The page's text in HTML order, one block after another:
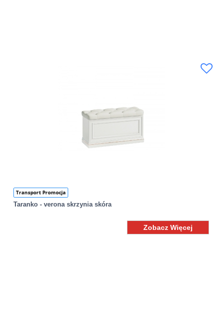
Transport Promocja
Taranko - verona skrzynia skóra
Zobacz Więcej